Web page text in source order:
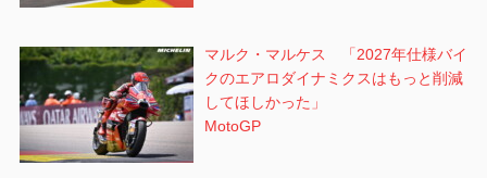
マルク・マルケス 「2027年仕様バイ
クのエアロダイナミクスはもっと削減
してほしかった」
MotoGP